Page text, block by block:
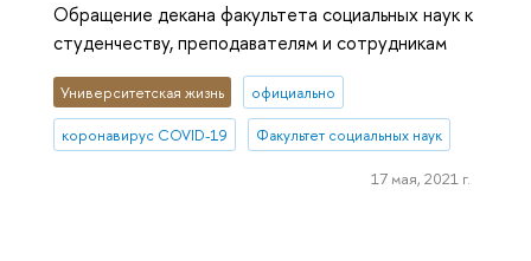
Обращение декана факультета социальных наук к
студенчеству, преподавателям и сотрудникам
Университетская жизнь официально
коронавирус COVID-19 Факультет социальных наук
17 мая, 2021 г.